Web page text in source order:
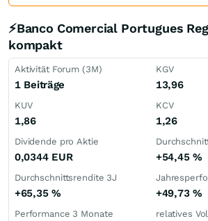
⚡Banco Comercial Portugues
kompakt
Aktivität Forum (3M)
1 Beiträge
KGV
13,96
KUV
1,86
KCV
1,26
Dividende pro Aktie
0,0344 EUR +54,45 %
Durchschnittsrendite 3J
+65,35 % +49,73 %
Performance 3 Monate relatives